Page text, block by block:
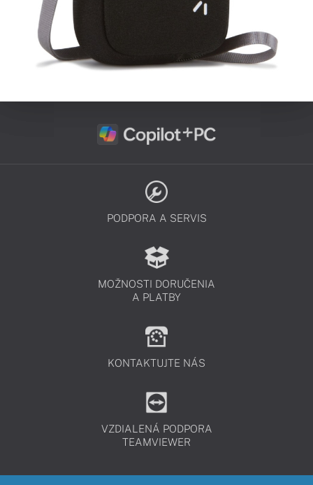
PODPORA A SERVIS
MOŽNOSTI DORUČENIA
A PLATBY
KONTAKTUJTE NÁS
VZDIALENÁ PODPORA
TEAMVIEWER